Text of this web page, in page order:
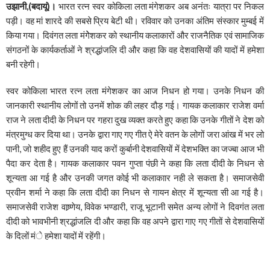
उझानी,(बदायूं)। भारत रत्न स्वर कोकिला लता मंगेशकर अब अनंतः यात्रा पर निकल
पड़ी। वह मां शारदे की सबसे प्रिय बेटी थी। रविवार को उनका अंतिम संस्कार मुम्बई में
किया गया। दिवंगत लता मंगेेशकर को स्थानीय कलाकारों और राजनैतिक एवं सामाजिक
संगठनों के कार्यकर्ताओं ने श्रद्धांजलि दी और कहा कि वह देशवासियों की यादों में हमेशा
बनी रहेगी।
स्वर कोकिला भारत रत्न लता मंगेशकर का आज निधन हो गया। उनके निधन की
जानकारी स्थानीय लोगों तो उनमें शोक की लहर दौड़ गई। गायक कलाकार राजेश वर्मा
राज ने लता दीदी के निधन पर गहरा दुख व्यक्त करते हुए कहा कि उनके गीतों ने देश को
मंत्रमुग्ध कर दिया था। उनके द्वारा गाए गए गीत ऐ मेरे वतन के लोगों जरा आंख में भर लो
पानी, जो शहीद हुए हैं उनकी याद करों कुर्बानी देशवासियों में देशभक्ति का जज्बा आज भी
पैदा कर देता है। गायक कलाकार पवन गुप्ता पंछी ने कहा कि लता दीदी के निधन से
शून्यता आ गई है और उनकी जगत कोई भी कलाकाार नही ले सकता है। समाजसेवी
प्रवीन शर्मा ने कहा कि लता दीदी का निधन से गायन क्षेत्र में शून्यता सी आ गई है।
समाजसेवी राजेश वाष्र्णेय, विवेक भण्डारी, राजू भूटानी समेत अन्य लोगों ने दिवगंत लता
दीदी को भावभीनी श्रद्धांजलि दी और कहा कि वह अपने द्वारा गाए गए गीतों से देशवासियों
के दिलों मंे हमेशा यादों में रहेंगी।